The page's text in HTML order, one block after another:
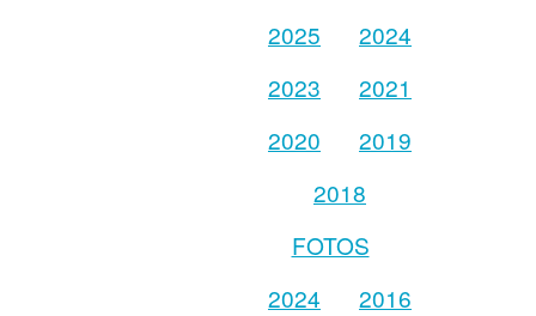
2025
2024
2023
2021
2020
2019
2018
FOTOS
2024
2016